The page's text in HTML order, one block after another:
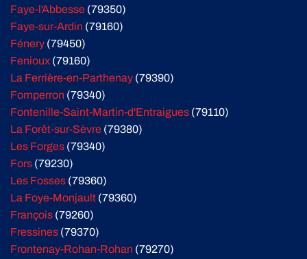
Faye-l'Abbesse (79350)
Faye-sur-Ardin (79160)
Fénery (79450)
Fenioux (79160)
La Ferrière-en-Parthenay (79390)
Fomperron (79340)
Fontenille-Saint-Martin-d'Entraigues (79110)
La Forêt-sur-Sèvre (79380)
Les Forges (79340)
Fors (79230)
Les Fosses (79360)
La Foye-Monjault (79360)
François (79260)
Fressines (79370)
Frontenay-Rohan-Rohan (79270)